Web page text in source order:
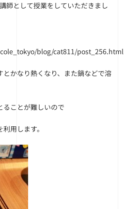
師として授業をしていただきまし
blog/cat811/post_256.html
かなり熱くなり、また鍋などで溶
ることが難しいので
用します。